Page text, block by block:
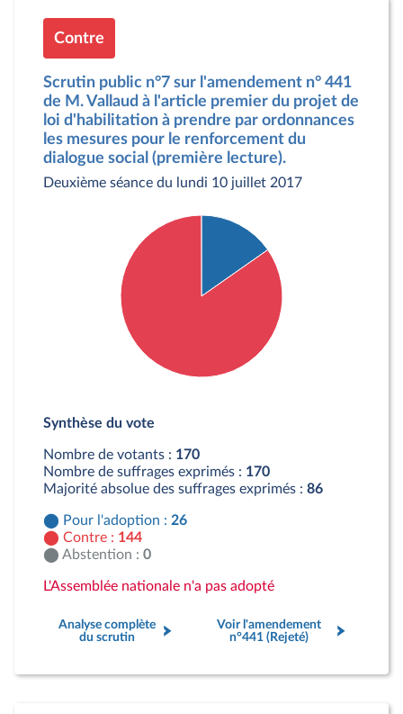
Contre
Scrutin public n°7 sur l'amendement n° 441
de M. Vallaud à l'article premier du projet de
loi d'habilitation à prendre par ordonnances
les mesures pour le renforcement du
dialogue social (première lecture).
Deuxième séance du lundi 10 juillet 2017
Contre : 144 députés
Synthèse du vote
Nombre de votants : 170
Nombre de suffrages exprimés : 170
Majorité absolue des suffrages exprimés : 86
Pour l'adoption : 26
Contre : 144
Abstention : 0
L'Assemblée nationale n'a pas adopté
Analyse complète
du scrutin
Voir l'amendement
n°441 (Rejeté)